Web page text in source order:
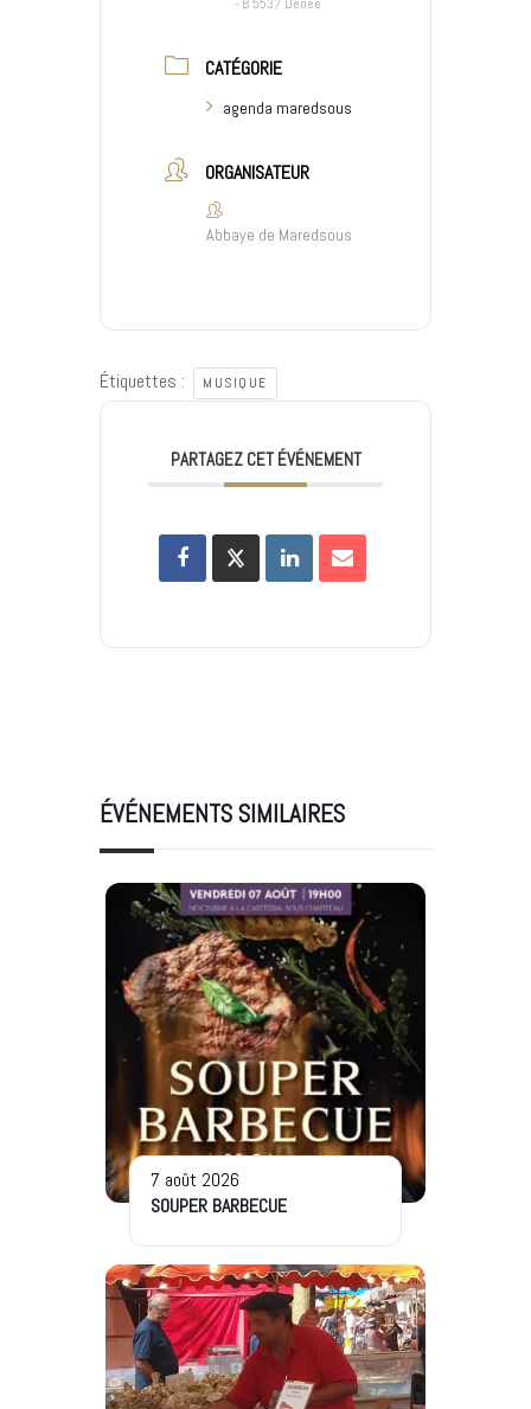
- B 5537 Denée
CATÉGORIE
agenda maredsous
ORGANISATEUR
Abbaye de Maredsous
Étiquettes : MUSIQUE
PARTAGEZ CET ÉVÉNEMENT
ÉVÉNEMENTS SIMILAIRES
7 août 2026
SOUPER BARBECUE